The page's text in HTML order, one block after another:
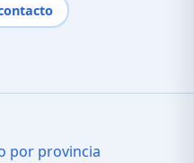
por provincia